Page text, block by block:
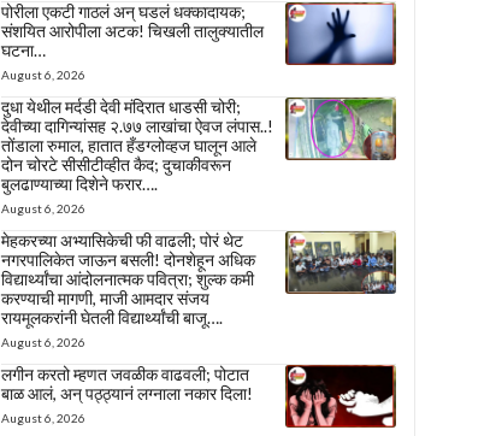
पोरीला एकटी गाठलं अन् घडलं धक्कादायक;
संशयित आरोपीला अटक! चिखली तालुक्यातील
घटना…
August 6, 2026
दुधा येथील मर्दडी देवी मंदिरात धाडसी चोरी;
देवीच्या दागिन्यांसह २.७७ लाखांचा ऐवज लंपास..!
तोंडाला रुमाल, हातात हँडग्लोव्हज घालून आले
दोन चोरटे सीसीटीव्हीत कैद; दुचाकीवरून
बुलढाण्याच्या दिशेने फरार….
August 6, 2026
मेहकरच्या अभ्यासिकेची फी वाढली; पोरं थेट
नगरपालिकेत जाऊन बसली! दोनशेहून अधिक
विद्यार्थ्यांचा आंदोलनात्मक पवित्रा; शुल्क कमी
करण्याची मागणी, माजी आमदार संजय
रायमूलकरांनी घेतली विद्यार्थ्यांची बाजू….
August 6, 2026
लगीन करतो म्हणत जवळीक वाढवली; पोटात
बाळ आलं, अन् पठ्ठ्यानं लग्नाला नकार दिला!
August 6, 2026